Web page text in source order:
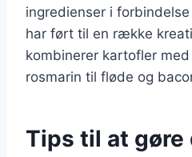
ingredienser i
har ført til en række
kombinerer kartofler
rosmarin til fløde og
Tips til at gøre